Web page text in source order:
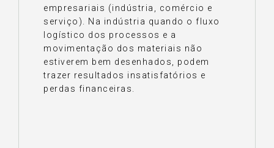
empresariais (indústria, comércio e
serviço). Na indústria quando o fluxo
logístico dos processos e a
movimentação dos materiais não
estiverem bem desenhados, podem
trazer resultados insatisfatórios e
perdas financeiras.